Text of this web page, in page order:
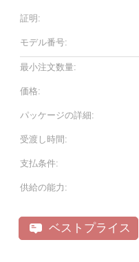
証明:
モデル番号:
最小注文数量:
価格:
パッケージの詳細:
受渡し時間:
支払条件:
供給の能力:
ベストプライス